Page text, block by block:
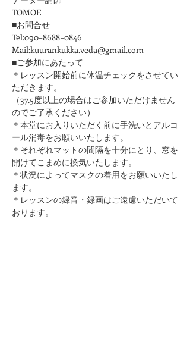
TOMOE
■お問合せ
Tel:090−8688−0846
Mail:kuurankukka.veda@gmail.com
■ご参加にあたって
＊レッスン開始前に体温チェックをさせてい
ただきます。
（37.5度以上の場合はご参加いただけません
のでご了承ください）
＊本堂にお入りいただく前に手洗いとアルコ
ール消毒をお願いいたします。
​＊それぞれマットの間隔を十分にとり、窓を
開けてこまめに換気いたします。
＊状況によってマスクの着用をお願いいたし
ます。
＊レッスンの録音・録画はご遠慮いただいて
おります。